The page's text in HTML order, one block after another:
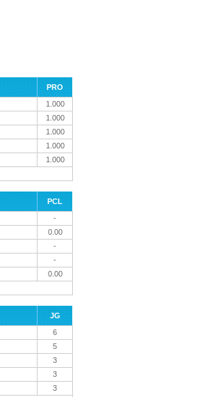
PRO
1.000
1.000
1.000
1.000
1.000
PCL
-
0.00
-
-
0.00
JG
6
5
3
3
3